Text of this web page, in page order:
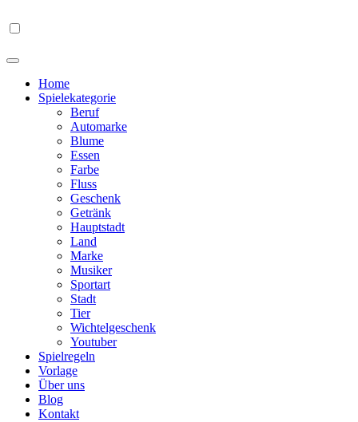
Home
Spielekategorie
Beruf
Automarke
Blume
Essen
Farbe
Fluss
Geschenk
Getränk
Hauptstadt
Land
Marke
Musiker
Sportart
Stadt
Tier
Wichtelgeschenk
Youtuber
Spielregeln
Vorlage
Über uns
Blog
Kontakt